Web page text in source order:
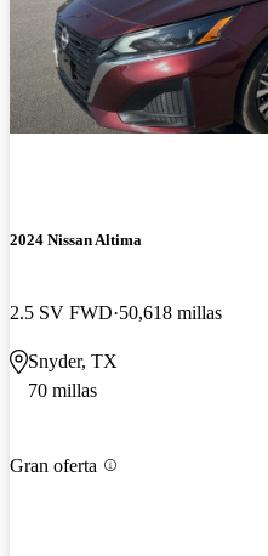
2024 Nissan Altima
2.5 SV FWD 50,618 millas
Snyder, TX
70 millas
Gran oferta